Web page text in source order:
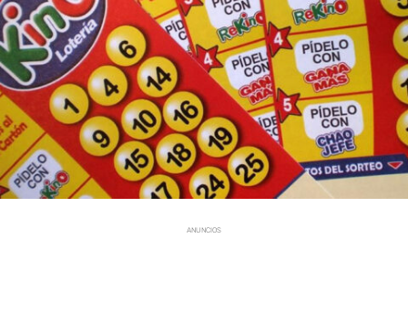
ANUNCIOS